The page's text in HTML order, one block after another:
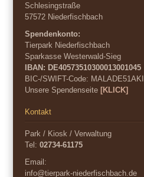
Schlesingstraße
57572 Niederfischbach
Spendenkonto:
Tierpark Niederfischbach
Sparkasse Westerwald-Sieg
IBAN: DE40573510300013001045
BIC-/SWIFT-Code: MALADE51AKI
Unsere Spendenseite[KLICK]
Kontakt
Park / Kiosk / Verwaltung
Tel:02734-61175
Email:
info@tierpark-niederfischbach.de